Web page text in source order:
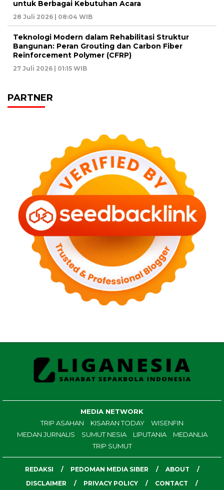
untuk Berbagai Kebutuhan Acara
28 Juli 2026 | 08:04 WIB
Teknologi Modern dalam Rehabilitasi Struktur
Bangunan: Peran Grouting dan Carbon Fiber
Reinforcement Polymer (CFRP)
27 Juli 2026 | 01:15 WIB
PARTNER
MEDIA NETWORK
TRIP ASAHAN
KISARAN TODAY
WISENFIN
MEDAN JURNALIS
SUMUT NESIA LIPUTANIA
MEDANLIA
TRIP SUMUT
REDAKSI PEDOMAN MEDIA SIBER
ABOUT
DISCLAIMER
PRIVACY POLICY CONTACT